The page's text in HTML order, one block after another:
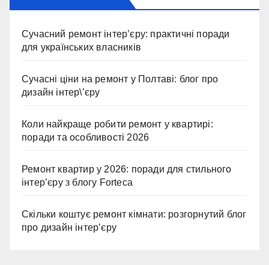
Сучасний ремонт інтер’єру: практичні поради
для українських власників
Сучасні ціни на ремонт у Полтаві: блог про
дизайн інтер\’єру
Коли найкраще робити ремонт у квартирі:
поради та особливості 2026
Ремонт квартир у 2026: поради для стильного
інтер’єру з блогу Forteca
Скільки коштує ремонт кімнати: розгорнутий блог
про дизайн інтер’єру